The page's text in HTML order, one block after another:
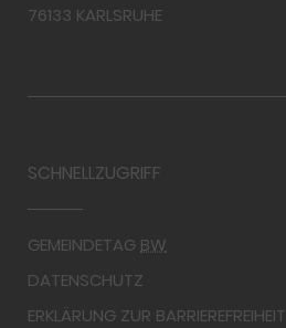
76133 KARLSRUHE
SCHNELLZUGRIFF
GEMEINDETAG BW
DATENSCHUTZ
ERKLÄRUNG ZUR BARRIEREFREIHEIT